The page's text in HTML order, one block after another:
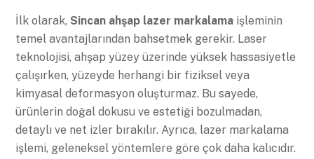
İlk olarak, Sincan ahşap lazer markalama işleminin
temel avantajlarından bahsetmek gerekir. Laser
teknolojisi, ahşap yüzey üzerinde yüksek hassasiyetle
çalışırken, yüzeyde herhangi bir fiziksel veya
kimyasal deformasyon oluşturmaz. Bu sayede,
ürünlerin doğal dokusu ve estetiği bozulmadan,
detaylı ve net izler bırakılır. Ayrıca, lazer markalama
işlemi, geleneksel yöntemlere göre çok daha kalıcıdır.